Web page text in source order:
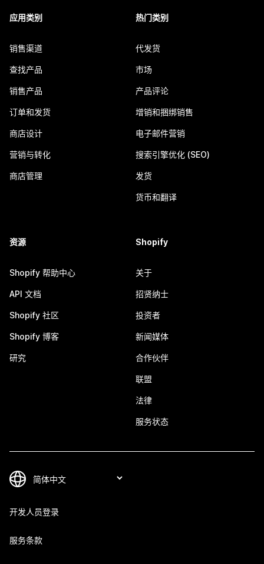
应用类别
销售渠道
查找产品
销售产品
订单和发货
商店设计
营销与转化
商店管理
热门类别
代发货
市场
产品评论
增销和捆绑销售
电子邮件营销
搜索引擎优化 (SEO)
发货
货币和翻译
资源
Shopify 帮助中心
API 文档
Shopify 社区
Shopify 博客
研究
Shopify
关于
招贤纳士
投资者
新闻媒体
合作伙伴
联盟
法律
服务状态
开发人员登录
服务条款